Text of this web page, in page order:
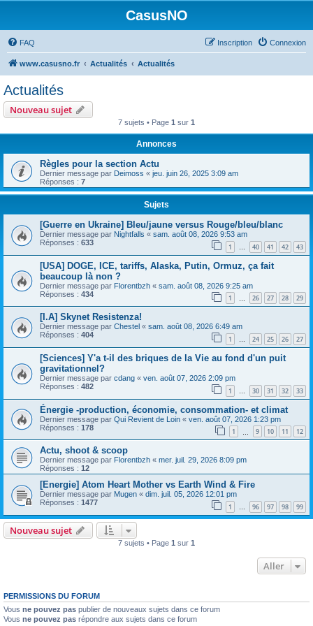
CasusNO
FAQ Connexion
Inscription
www.casusno.fr Actualités Actualités
Actualités
Nouveau sujet
7 sujets • Page 1 sur 1
Annonces
Règles pour la section Actu
Dernier message par Deimoss « jeu. juin 26, 2025 3:09 am
Réponses : 7
Sujets
[Guerre en Ukraine] Bleu/jaune versus Rouge/bleu/blanc
Dernier message par Nightfalls « sam. août 08, 2026 9:53 am
Réponses : 633 1 … 40 41 42 43
[USA] DOGE, ICE, tariffs, Alaska, Putin, Ormuz, ça fait
beaucoup là non ?
Dernier message par Florentbzh « sam. août 08, 2026 9:25 am
Réponses : 434 1 26 27 28 29
[I.A] Skynet Resistenza!
Dernier message par Chestel « sam. août 08, 2026 6:49 am
Réponses : 404 1 … 24 25 26 27
[Sciences] Y'a t-il des briques de la Vie au fond d'un puit
gravitationnel?
Dernier message par cdang « ven. août 07, 2026 2:09 pm
Réponses : 482 1 … 30 31 32 33
Énergie -production, économie, consommation- et climat
Dernier message par Qui Revient de Loin « ven. août 07, 2026 1:23 pm
Réponses : 178 1 9 10 11 12
Actu, shoot & scoop
Dernier message par Florentbzh « mer. juil. 29, 2026 8:09 pm
Réponses : 12
[Energie] Atom Heart Mother vs Earth Wind & Fire
Dernier message par Mugen « dim. juil. 05, 2026 12:01 pm
Réponses : 1477 1 … 96 97 98 99
Nouveau sujet
7 sujets • Page 1 sur 1
Aller
PERMISSIONS DU FORUM
Vous ne pouvez pas publier de nouveaux sujets dans ce forum
Vous ne pouvez pas répondre aux sujets dans ce forum